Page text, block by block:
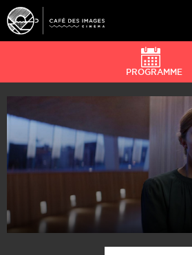
À
CAFÉ DU
PRATIQUE
ÉDUCATION AUX
PROGRAMME